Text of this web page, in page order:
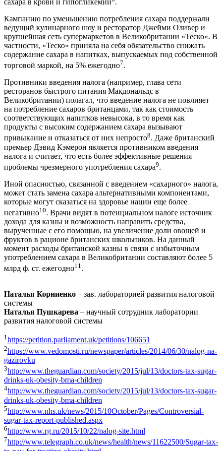
Кампанию по уменьшению потребления сахара поддержали
ведущий кулинарного шоу и ресторатор Джейми Оливер и
крупнейшая сеть супермаркетов в Великобритании «Теско». В
частности, «Теско» приняла на себя обязательство снижать
содержание сахара в напитках, выпускаемых под собственной
торговой маркой, на 5% ежегодно7.
Противники введения налога (например, глава сети
ресторанов быстрого питания Макдональдс в
Великобритании) полагал, что введение налога не повлияет
на потребление сахаров британцами, так как стоимость
соответствующих напитков невысока, в то время как
продукты с высоким содержанием сахара вызывают
привыкание и отказаться от них непросто8. Даже британский
премьер Дэвид Кэмерон является противником введения
налога и считает, что есть более эффективные решения
проблемы чрезмерного употребления сахара9.
Иной опасностью, связанной с введением «сахарного» налога,
может стать замена сахара альтернативными компонентами,
которые могут сказаться на здоровье нации еще более
негативно10. Врачи видят в потенциальном налоге источник
дохода для казны и возможность направить средства,
вырученные с его помощью, на увеличение доли овощей и
фруктов в рационе британских школьников. На данный
момент расходы британской казны в связи с избыточным
употреблением сахара в Великобритании составляют более 5
млрд ф. ст. ежегодно11.
Наталья Корниенко – зав. лабораторией развития налоговой
системы
Наталья Пушкарева – научный сотрудник лаборатории
развития налоговой системы
1https://petition.parliament.uk/petitions/106651
2https://www.vedomosti.ru/newspaper/articles/2014/06/30/nalog-na-
gazirovku
3http://www.theguardian.com/society/2015/jul/13/doctors-tax-sugar-
drinks-uk-obesity-bma-children
4http://www.theguardian.com/society/2015/jul/13/doctors-tax-sugar-
drinks-uk-obesity-bma-children
5http://www.nhs.uk/news/2015/10October/Pages/Controversial-
sugar-tax-report-published.aspx
6http://www.rg.ru/2015/10/22/nalog-site.html
7http://www.telegraph.co.uk/news/health/news/11622500/Sugar-tax-